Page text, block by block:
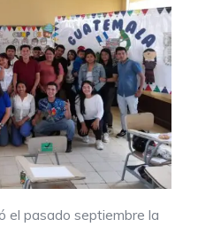
el pasado septiembre la